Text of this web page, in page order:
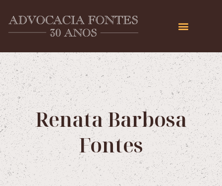
Renata Barbosa
Fontes